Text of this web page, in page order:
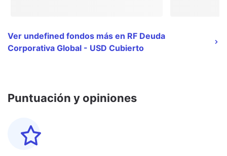
Ver undefined fondos más en RF Deuda
Corporativa Global - USD Cubierto
Puntuación y opiniones